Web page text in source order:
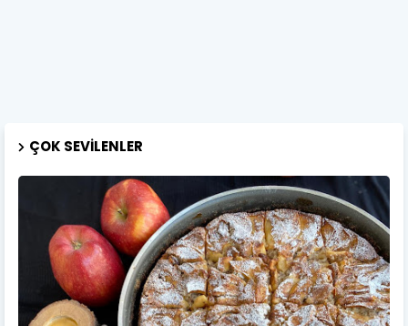
ÇOK SEVILENLER